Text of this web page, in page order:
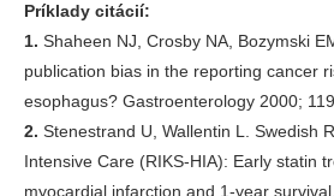
Príklady citácií:
1. Shaheen NJ, Crosby NA, Bozymski
publication bias in the reporting cancer
esophagus? Gastroenterology 2000;
2. Stenestrand U, Wallentin L. Swedish
Intensive Care (RIKS-HIA): Early statin
myocardial infarction and 1-year